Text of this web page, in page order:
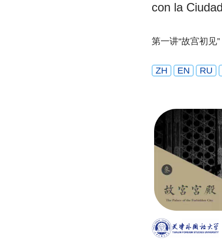
con la
第一讲“故宫初见”
ZH EN RU